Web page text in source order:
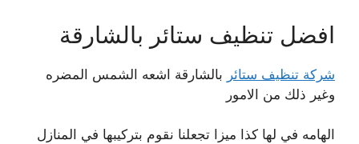
افضل تنظيف ستائر بالشارقة
شركة تنظيف ستائر بالشارقة اشعه الشمس المضره
وغير ذلك من الامور
الهامه في لها كذا ميزا تجعلنا نقوم بتركيبها في المنازل